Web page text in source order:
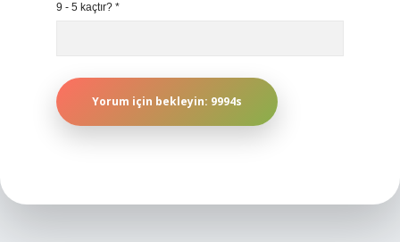
9 - 5 kaçtır? *